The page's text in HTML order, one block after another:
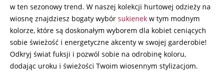
w ten sezonowy trend. W naszej kolekcji hurtowej odzieży na
wiosnę znajdziesz bogaty wybór sukienek w tym modnym
kolorze, które są doskonałym wyborem dla kobiet ceniących
sobie świeżość i energetyczne akcenty w swojej garderobie!
Odkryj świat fuksji i pozwól sobie na odrobinę koloru,
dodając uroku i świeżości Twoim wiosennym stylizacjom.